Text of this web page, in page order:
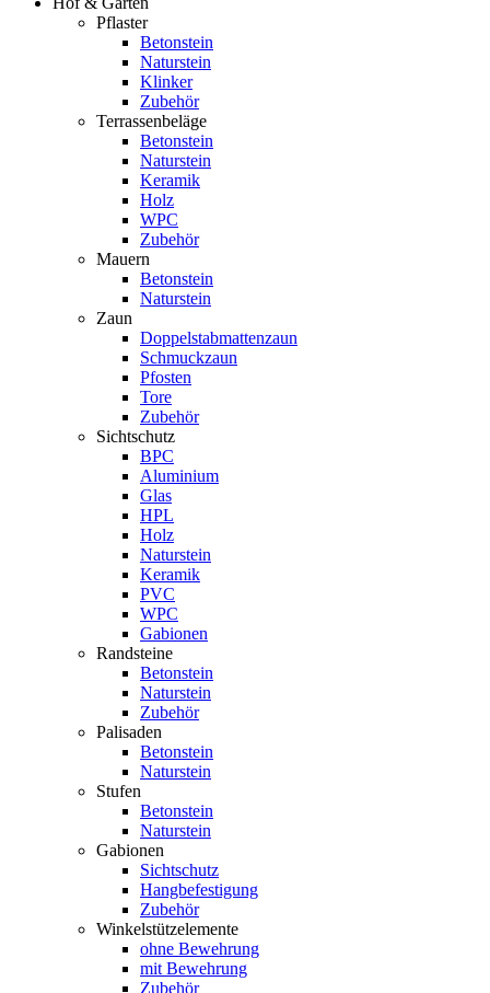
Pflaster
Betonstein
Naturstein
Klinker
Zubehör
Terrassenbeläge
Betonstein
Naturstein
Keramik
Holz
WPC
Zubehör
Mauern
Betonstein
Naturstein
Zaun
Doppelstabmattenzaun
Schmuckzaun
Pfosten
Tore
Zubehör
Sichtschutz
BPC
Aluminium
Glas
HPL
Holz
Naturstein
Keramik
PVC
WPC
Gabionen
Randsteine
Betonstein
Naturstein
Zubehör
Palisaden
Betonstein
Naturstein
Stufen
Betonstein
Naturstein
Gabionen
Sichtschutz
Hangbefestigung
Zubehör
Winkelstützelemente
ohne Bewehrung
mit Bewehrung
Zubehör